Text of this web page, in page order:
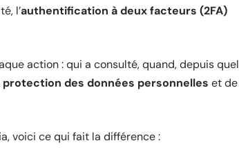
l’authentification à deux facteurs (2FA)
action : qui a consulté, quand, depuis quel
protection des données personnelles et de
voici ce qui fait la différence :